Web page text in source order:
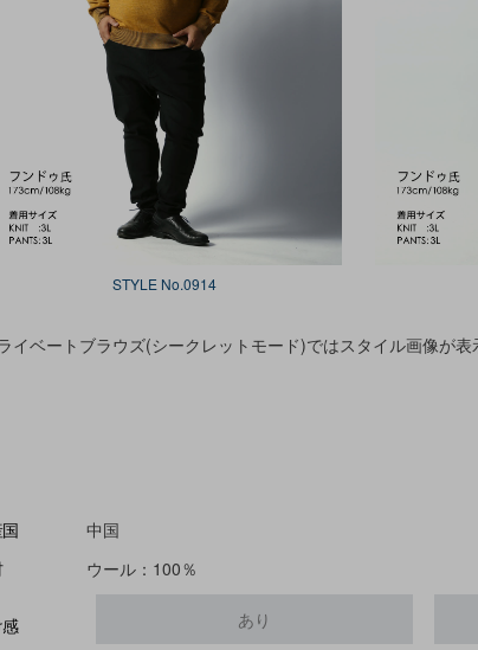
STYLE No.0914
イベートブラウズ(シークレットモード)ではスタイル画像が表
中国
ウール：100％
あり